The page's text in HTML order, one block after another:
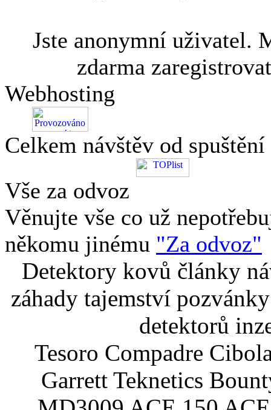
Jste anonymní uživatel.
zdarma
Webhosting
Celkem návštěv od
Vše za odvoz
Věnujte vše co už
někomu jinému "Za odvoz"
Detektory kovů články
záhady tajemství
detektorů
Tesoro Compadre
Garrett Teknetics